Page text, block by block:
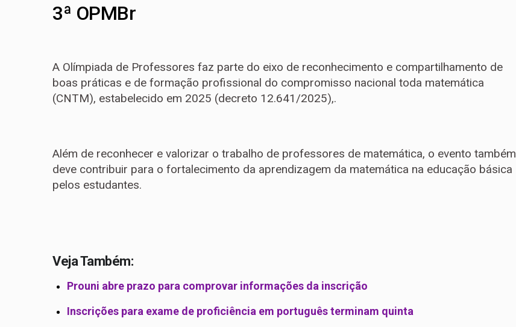
3ª OPMBr
A Olímpiada de Professores faz parte do eixo de reconhecimento e compartilhamento de
boas práticas e de formação profissional do compromisso nacional toda matemática
(CNTM), estabelecido em 2025 (decreto 12.641/2025),.
Além de reconhecer e valorizar o trabalho de professores de matemática, o evento também
deve contribuir para o fortalecimento da aprendizagem da matemática na educação básica
pelos estudantes.
Veja Também:
Prouni abre prazo para comprovar informações da inscrição
Inscrições para exame de proficiência em português terminam quinta